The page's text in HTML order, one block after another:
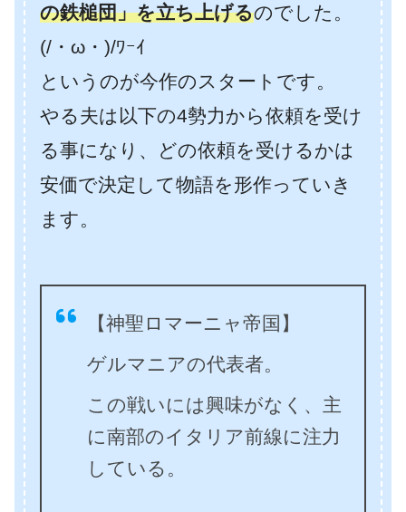
の鉄槌団」を立ち上げるのでした。
(/・ω・)/ﾜｰｲ
というのが今作のスタートです。
やる夫は以下の4勢力から依頼を受け
る事になり、どの依頼を受けるかは
安価で決定して物語を形作っていき
ます。
【神聖ロマーニャ帝国】
ゲルマニアの代表者。
この戦いには興味がなく、主
に南部のイタリア前線に注力
している。